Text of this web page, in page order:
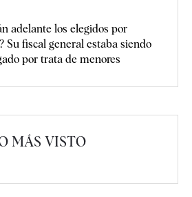
adelante los elegidos por
Su fiscal general estaba siendo
por trata de menores
MÁS VISTO